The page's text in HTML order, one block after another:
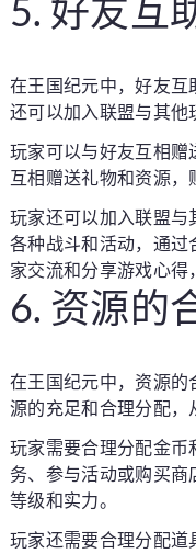
5. 好友互
在王国纪元中，好友互
还可以加入联盟与其他
玩家可以与好友互相
互相赠送礼物和资源，
玩家还可以加入联盟
各种战斗和活动，通
家交流和分享游戏心得
6. 资源的
在王国纪元中，资源
源的充足和合理分配，
玩家需要合理分配金
务、参与活动或购买
等级和实力。
玩家还需要合理分配道